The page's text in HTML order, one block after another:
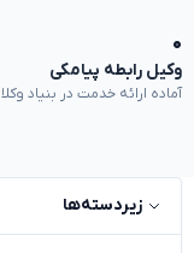
۰
وکیل رابطه پیامکی
آماده ارائه خدمت در بنیاد وکلا
زیردسته‌ها